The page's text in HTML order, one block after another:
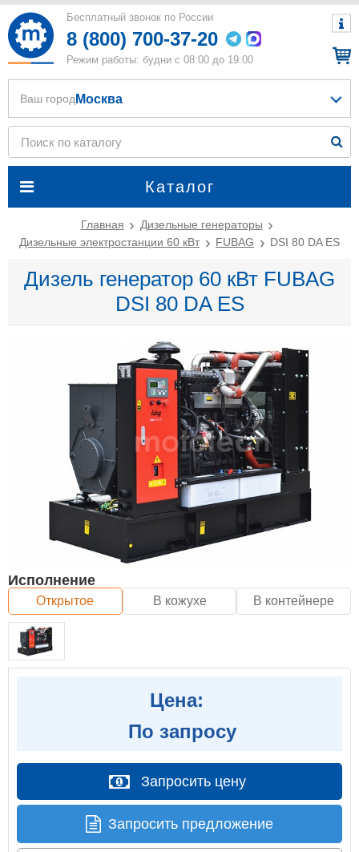
Бесплатный звонок по России
8 (800) 700-37-20
Режим работы: будни с 08:00 до 19:00
Каталог
Ваш город Москва
Главная
Дизельные генераторы
Дизельные электростанции 60 кВт
FUBAG DSI 80 DA ES
Дизель генератор 60 кВт FUBAG
DSI 80 DA ES
Исполнение
Открытое В кожухе В контейнере
Цена:
По запросу
Запросить цену
Запросить предложение